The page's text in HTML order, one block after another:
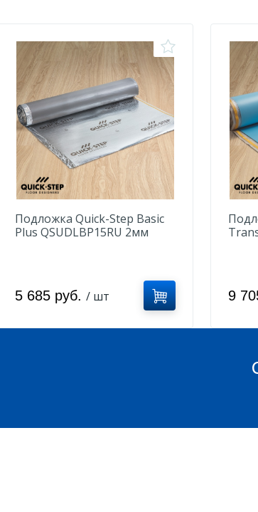
Подложка Quick-Step Basic
Plus QSUDLBP15RU 2мм
5 685 руб. / шт 9